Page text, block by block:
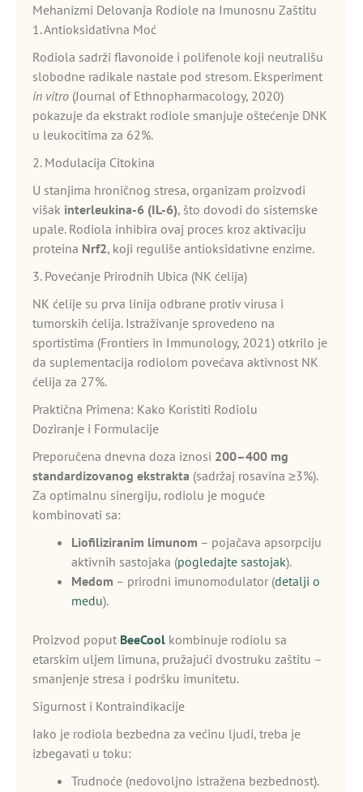
Mehanizmi Delovanja Rodiole na Imunosnu Zaštitu
1. Antioksidativna Moć
Rodiola sadrži flavonoide i polifenole koji neutrališu
slobodne radikale nastale pod stresom. Eksperiment
in vitro (Journal of Ethnopharmacology, 2020)
pokazuje da ekstrakt rodiole smanjuje oštećenje DNK
u leukocitima za 62%.
2. Modulacija Citokina
U stanjima hroničnog stresa, organizam proizvodi
višak interleukina-6 (IL-6), što dovodi do sistemske
upale. Rodiola inhibira ovaj proces kroz aktivaciju
proteina Nrf2, koji reguliše antioksidativne enzime.
3. Povećanje Prirodnih Ubica (NK ćelija)
NK ćelije su prva linija odbrane protiv virusa i
tumorskih ćelija. Istraživanje sprovedeno na
sportistima (Frontiers in Immunology, 2021) otkrilo je
da suplementacija rodiolom povećava aktivnost NK
ćelija za 27%.
Praktična Primena: Kako Koristiti Rodiolu
Doziranje i Formulacije
Preporučena dnevna doza iznosi 200–400 mg
standardizovanog ekstrakta (sadržaj rosavina ≥3%).
Za optimalnu sinergiju, rodiolu je moguće
kombinovati sa:
Liofiliziranim limunom – pojačava apsorpciju
aktivnih sastojaka (pogledajte sastojak).
Medom – prirodni imunomodulator (detalji o
medu).
Proizvod poput BeeCool kombinuje rodiolu sa
etarskim uljem limuna, pružajući dvostruku zaštitu –
smanjenje stresa i podršku imunitetu.
Sigurnost i Kontraindikacije
Iako je rodiola bezbedna za većinu ljudi, treba je
izbegavati u toku:
Trudnoće (nedovoljno istražena bezbednost).